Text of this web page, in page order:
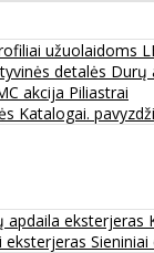
užuolaidoms
detalės Durų
akcija Piliastrai
Katalogai.
apdaila eksterjeras
eksterjeras